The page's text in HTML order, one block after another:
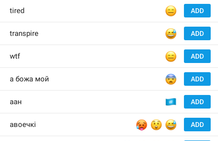
ADD
😑
tired
ADD
😅
transpire
ADD
😑
wtf
ADD
😨
а божа мой
ADD
аан
ADD
🥵
😲
😅
авоечкі